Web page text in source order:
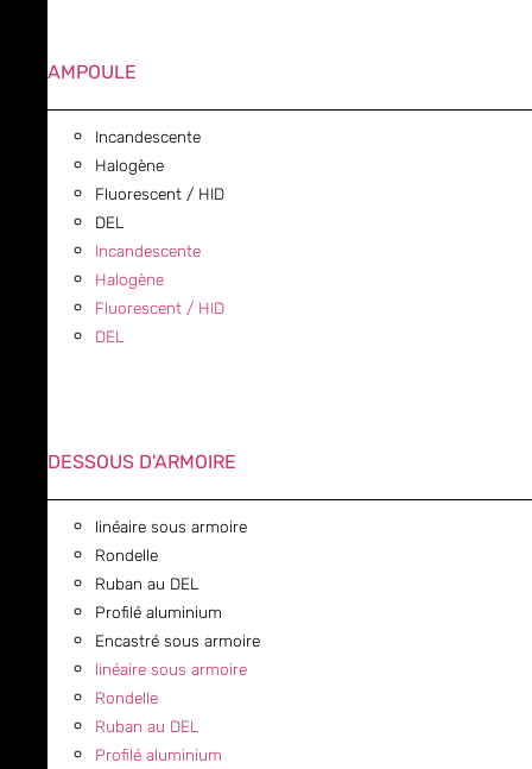
AMPOULE
Incandescente
Halogène
Fluorescent / HID
DEL
Incandescente
Halogène
Fluorescent / HID
DEL
DESSOUS D'ARMOIRE
linéaire sous armoire
Rondelle
Ruban au DEL
Profilé aluminium
Encastré sous armoire
linéaire sous armoire
Rondelle
Ruban au DEL
Profilé aluminium